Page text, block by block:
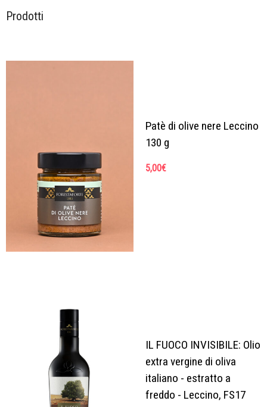
Prodotti
Patè di olive nere Leccino
130 g
5,00€
IL FUOCO INVISIBILE: Olio
extra vergine di oliva
italiano - estratto a
freddo - Leccino, FS17